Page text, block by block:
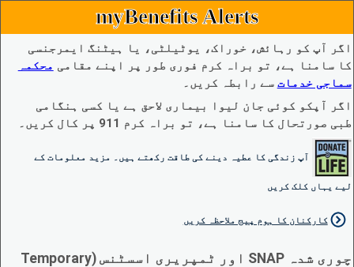
myBenefits Alerts
اگر آپ کو رہائش، خوراک، یوٹیلٹی، یا ہیٹنگ ایمرجنسی
کا سامنا ہے، تو براہ کرم فوری طور پر اپنے مقامی محکمہ
سماجی خدمات سے رابطہ کریں۔
اگر آپکو کوئی جان لیوا بیماری لاحق ہے یا کسی ہنگامی
طبی صورتحال کا سامنا ہے، تو براہ کرم 911 پر کال کریں۔
آپ زندگی کا عطیہ دینے کی طاقت رکھتے ہیں۔ مزید معلومات کے
لیے یہاں کلک کریں
کارکنان کا ہوم پیج ملاحظہ کریں
چوری شدہ SNAP اور ٹمپریری اسسٹنس (Temporary